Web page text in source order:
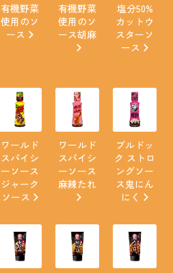
有機野菜
使用のソ
ース
有機野菜
使用のソ
ース胡麻
塩分50%
カットウ
スターソ
ース
ワールド
スパイシ
ーソース
ジャーク
ソース
ワールド
スパイシ
ーソース
麻辣たれ
ブルドッ
ク ストロ
ングソー
ス鬼にん
にく